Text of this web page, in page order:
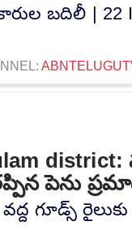
బదిలీ | 22
district:
పెను
గూడ్స్